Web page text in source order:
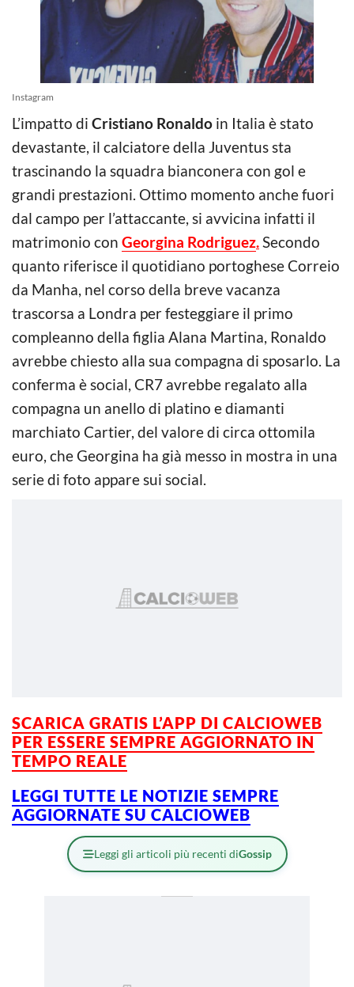
Instagram
L’impatto di Cristiano Ronaldo in Italia è stato
devastante, il calciatore della Juventus sta
trascinando la squadra bianconera con gol e
grandi prestazioni. Ottimo momento anche fuori
dal campo per l’attaccante, si avvicina infatti il
matrimonio con Georgina Rodriguez.Secondo
quanto riferisce il quotidiano portoghese Correio
da Manha, nel corso della breve vacanza
trascorsa a Londra per festeggiare il primo
compleanno della figlia Alana Martina, Ronaldo
avrebbe chiesto alla sua compagna di sposarlo. La
conferma è social, CR7 avrebbe regalato alla
compagna un anello di platino e diamanti
marchiato Cartier, del valore di circa ottomila
euro, che Georgina ha già messo in mostra in una
serie di foto appare sui social.
SCARICA GRATIS L’APP DI CALCIOWEB
PER ESSERE SEMPRE AGGIORNATO IN
TEMPO REALE
LEGGI TUTTE LE NOTIZIE SEMPRE
AGGIORNATE SU CALCIOWEB
Leggi gli articoli più recenti diGossip